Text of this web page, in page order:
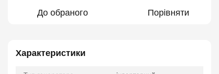
До обраного Порівняти
Характеристики